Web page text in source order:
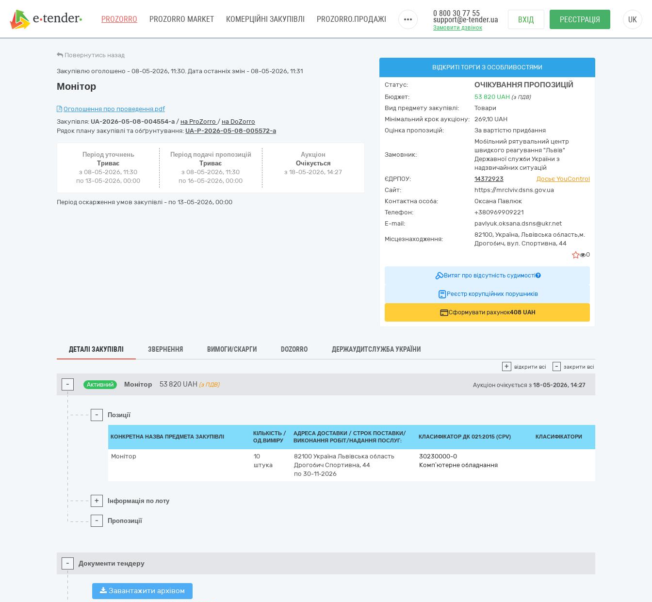
PROZORRO PROZORRO MARKET КОМЕРЦІЙНІ ЗАКУПІВЛІ PROZORRO.ПРОДАЖІ
Замовити дзвінок
0 800 30 77 55
support@e-tender.ua ВХІД РЕЄСТРАЦІЯ UK
Повернутись назад
Закупівлю оголошено - 08-05-2026, 11:30. Дата останніх змін - 08-05-2026, 11:31
Монітор
Оголошення про проведення.pdf
Закупівля: UA-2026-05-08-004554-a / на ProZorro / на DoZorro
Рядок плану закупівлі та обґрунтування: UA-P-2026-05-08-005572-a
Період уточнень
Триває
з 08-05-2026, 11:30
по 13-05-2026, 00:00
Період подачі пропозицій
Триває
з 08-05-2026, 11:30
по 16-05-2026, 00:00
Аукціон
Очікується
з18-05-2026, 14:27
Період оскарження умов закупівлі - по 13-05-2026, 00:00
ВІДКРИТІ ТОРГИ З ОСОБЛИВОСТЯМИ
Статус: ОЧІКУВАННЯ ПРОПОЗИЦІЙ
Бюджет: 53 820 UAH (з ПДВ)
Вид предмету закупівлі:
Товари
Мінімальний крок аукціону:
269,10 UAH
Оцінка пропозицій:
За вартістю придбання
Замовник:
Мобільний рятувальний центр
швидкого реагування "Львів"
Державної служби України з
надзвичайних ситуацій
ЄДРПОУ:
14372923
Досьє YouControl
Сайт:
https://mrclviv.dsns.gov.ua
Контактна особа:
Оксана Павлюк
Телефон:
+380969909221
E-mail:
pavlyuk.oksana.dsns@ukr.net
Місцезнаходження:
82100, Україна, Львівська область,м.
Дрогобич, вул. Спортивна, 44
0
Витяг про відсутність судимості
Реєстр корупційних порушників
Сформувати рахунок408 UAH
ДЕТАЛІ ЗАКУПІВЛІ ЗВЕРНЕННЯ ВИМОГИ/СКАРГИ DOZORRO ДЕРЖАУДИТСЛУЖБА УКРАЇНИ
+ відкрити всі - закрити всі
- Активний Монітор 53 820 UAH (з ПДВ) Аукціон очікується з 18-05-2026, 14:27
- Позиції
КОНКРЕТНА НАЗВА ПРЕДМЕТА ЗАКУПІВЛІ
КІЛЬКІСТЬ /
ОД.ВИМІРУ
АДРЕСА ДОСТАВКИ / СТРОК ПОСТАВКИ/
ВИКОНАННЯ РОБІТ/НАДАННЯ ПОСЛУГ:
КЛАСИФІКАТОР ДК 021:2015 (CPV) КЛАСИФІКАТОРИ
Монітор
10
штука
82100 Україна Львівська область
Дрогобич Спортивна, 44
по 30-11-2026
30230000-0
Комп’ютерне обладнання
+ Інформація по лоту
- Пропозиції
- Документи тендеру
Завантажити архівом